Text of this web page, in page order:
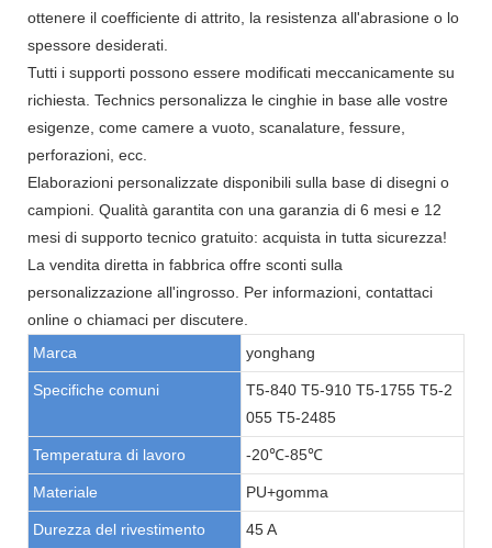
ottenere il coefficiente di attrito, la resistenza all'abrasione o lo
spessore desiderati.
Tutti i supporti possono essere modificati meccanicamente su
richiesta. Technics personalizza le cinghie in base alle vostre
esigenze, come camere a vuoto, scanalature, fessure,
perforazioni, ecc.
Elaborazioni personalizzate disponibili sulla base di disegni o
campioni. Qualità garantita con una garanzia di 6 mesi e 12
mesi di supporto tecnico gratuito: acquista in tutta sicurezza!
La vendita diretta in fabbrica offre sconti sulla
personalizzazione all'ingrosso. Per informazioni, contattaci
online o chiamaci per discutere.
Marca
yonghang
Specifiche comuni
T5-840 T5-910 T5-1755 T5-2
055 T5-2485
Temperatura di lavoro -20℃-85℃
Materiale PU+gomma
Durezza del rivestimento 45 A